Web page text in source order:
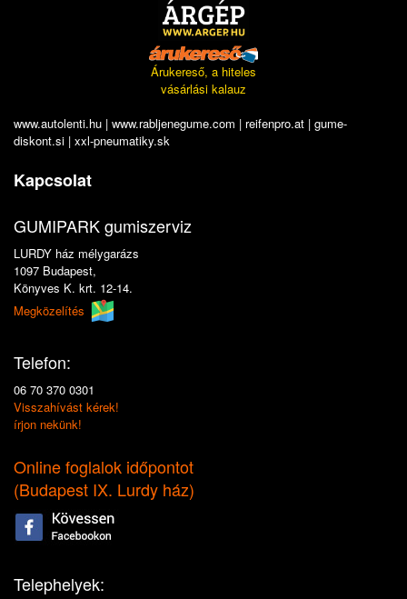
Árukereső, a hiteles
vásárlási kalauz
www.autolenti.hu | www.rabljenegume.com | reifenpro.at | gume-
diskont.si | xxl-pneumatiky.sk
Kapcsolat
GUMIPARK gumiszerviz
LURDY ház mélygarázs
1097 Budapest,
Könyves K. krt. 12-14.
Megközelítés
Telefon:
06 70 370 0301
Visszahívást kérek!
írjon nekünk!
Online foglalok időpontot
(Budapest IX. Lurdy ház)
Telephelyek: